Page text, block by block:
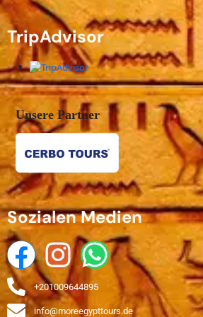
TripAdvisor
Unsere Partner
Sozialen Medien
+201009644895
info@moreegypttours.de